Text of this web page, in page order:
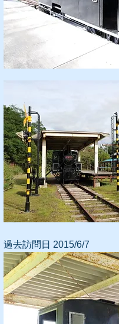
過去訪問日 2015/6/7